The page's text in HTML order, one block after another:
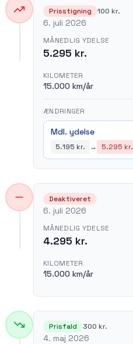
Prisstigning 100 kr.
6. juli 2026
MÅNEDLIG YDELSE
5.295 kr.
KILOMETER
15.000 km/år
ÆNDRINGER
Mdl. ydelse
5.195 kr. → 5.295 kr.
Deaktiveret
6. juli 2026
MÅNEDLIG YDELSE
4.295 kr.
KILOMETER
15.000 km/år
Prisfald 300 kr.
4. maj 2026